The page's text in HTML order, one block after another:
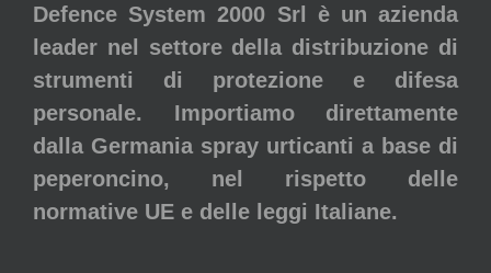
Defence System 2000 Srl è un azienda
leader nel settore della distribuzione di
strumenti di protezione e difesa
personale. Importiamo direttamente
dalla Germania spray urticanti a base di
peperoncino, nel rispetto delle
normative UE e delle leggi Italiane.